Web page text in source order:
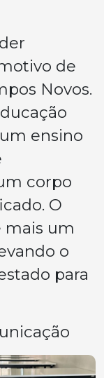
de
Novos.
ensino
corpo
O
mais um
o
para